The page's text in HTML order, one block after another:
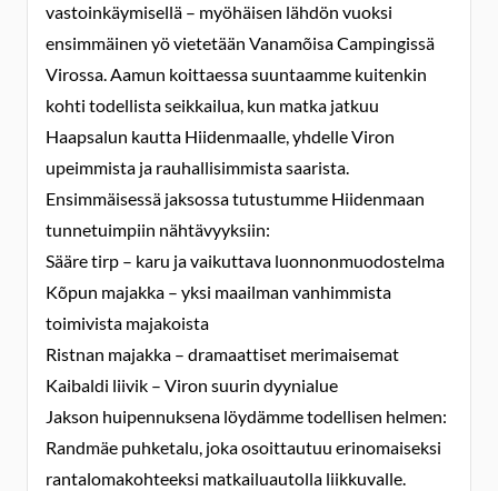
vastoinkäymisellä – myöhäisen lähdön vuoksi
ensimmäinen yö vietetään Vanamõisa Campingissä
Virossa. Aamun koittaessa suuntaamme kuitenkin
kohti todellista seikkailua, kun matka jatkuu
Haapsalun kautta Hiidenmaalle, yhdelle Viron
upeimmista ja rauhallisimmista saarista.
Ensimmäisessä jaksossa tutustumme Hiidenmaan
tunnetuimpiin nähtävyyksiin:
Sääre tirp – karu ja vaikuttava luonnonmuodostelma
Kõpun majakka – yksi maailman vanhimmista
toimivista majakoista
Ristnan majakka – dramaattiset merimaisemat
Kaibaldi liivik – Viron suurin dyynialue
Jakson huipennuksena löydämme todellisen helmen:
Randmäe puhketalu, joka osoittautuu erinomaiseksi
rantalomakohteeksi matkailuautolla liikkuvalle.